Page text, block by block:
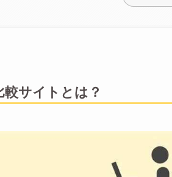
サイトとは？